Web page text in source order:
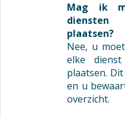
Mag ik
plaatsen?
Nee, u
elke
plaatsen.
en u
overzicht.